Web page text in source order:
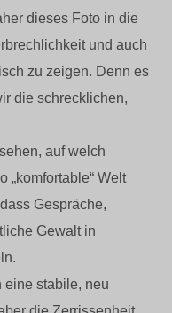
dieses Foto in die
und auch
zu zeigen. Denn es
die schrecklichen,
auf welch
„komfortable“ Welt
Gespräche,
Gewalt in
eine stabile, neu